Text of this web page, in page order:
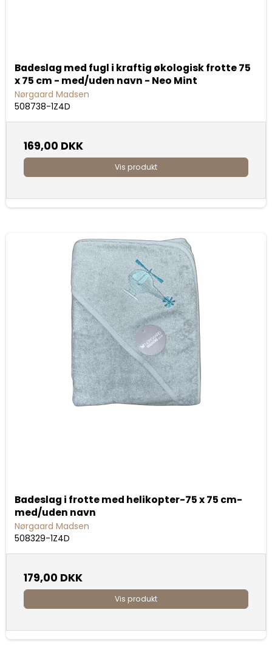
Badeslag med fugl i kraftig økologisk frotte 75
x 75 cm - med/uden navn - Neo Mint
Nørgaard Madsen
508738-1Z4D
169,00 DKK
Vis produkt
Badeslag i frotte med helikopter-75 x 75 cm-
med/uden navn
Nørgaard Madsen
508329-1Z4D
179,00 DKK
Vis produkt